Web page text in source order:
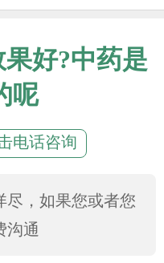
好?中药是
呢
电话咨询
尽，如果您或者您
沟通